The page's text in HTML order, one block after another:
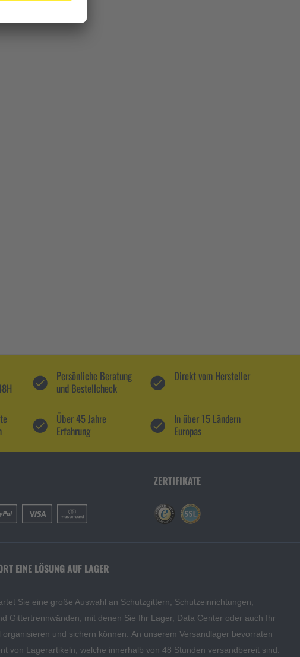
Persönliche Beratung
und Bestellcheck
Direkt vom Hersteller
Über 45 Jahre
Erfahrung
In über 15 Ländern
Europas
ZERTIFIKATE
EINE LÖSUNG AUF LAGER
Sie eine große Auswahl an Schutzgittern, Schutzeinrichtungen,
Gittertrennwänden, mit denen Sie Ihr Lager, Data Center oder auch Ihr
und sichern können. An unserem Versandlager bevorraten
von Lagerartikeln, welche innerhalb von 48 Stunden versandbereit sind.